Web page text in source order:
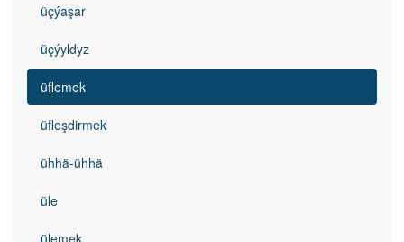
üçýaşar
üçýyldyz
üflemek
üfleşdirmek
ühhä-ühhä
üle
ülemek